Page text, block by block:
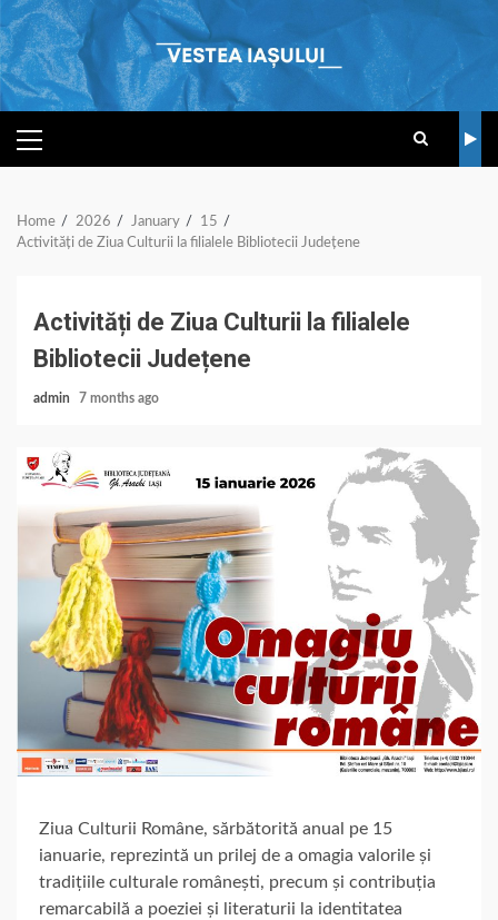
Skip
to
content
PRIMARY
MENU
Home 2026 January
15
Activități de Ziua Culturii la filialele Bibliotecii Județene
Activități de Ziua Culturii la filialele
Bibliotecii Județene
admin 7 months ago
Ziua Culturii Române, sărbătorită anual pe 15
ianuarie, reprezintă un prilej de a omagia valorile și
tradițiile culturale românești, precum și contribuția
remarcabilă a poeziei și literaturii la identitatea